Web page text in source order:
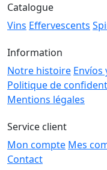
Catalogue
Vins Effervescents
Information
Notre histoire Envíos
Politique de
Mentions légales
Service client
Mon compte Mes
Contact